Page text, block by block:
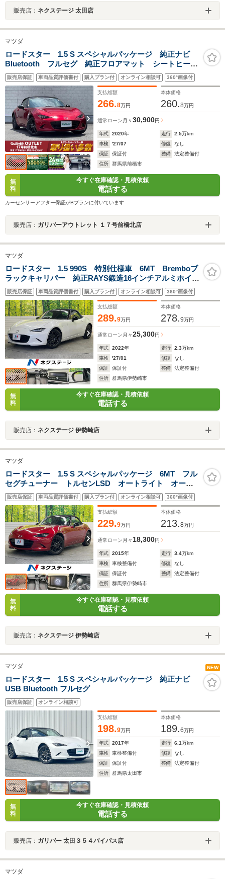
販売店： ネクステージ 太田店
マツダ
ロードスター 1.5 S スペシャルパッケージ 純正ナビ
Bluetooth フルセグ 純正フロアマット シートヒータ
ー スペアキー プッシュスタート 衝突軽減ブレー
キ パーキングアシスト 6速MT オープンルーフ 純
正16インチアルミホイール
販売店保証 車両品質評価書付 購入プラン付 オンライン相談可 360°画像付
支払総額
266.8万円
本体価格
260.8万円
通常ローン 月々30,900円
年式 2020年 走行 2.5万km
車検
'27/07 修復
なし
保証
保証付 整備
法定整備付
住所
群馬県前橋市
無
料
今すぐ在庫確認・見積依頼
電話する
カーセンサーアフター保証がBプランに付いています
販売店： ガリバーアウトレット １７号前橋北店
マツダ
ロードスター 1.5 990S 特別仕様車 6MT Bremboブ
ラックキャリパー 純正RAYS鍛造16インチアルミホイー
ル ブラインドスポットモニター クリアランスソナ
ー 禁煙車 アドバンスドスマートシティブレーキサポ
ート
販売店保証 車両品質評価書付 購入プラン付 オンライン相談可 360°画像付
支払総額
289.9万円
本体価格
278.9万円
通常ローン 月々25,300円
年式 2022年 走行 2.3万km
車検
'27/01 修復
なし
保証
保証付 整備
法定整備付
住所
群馬県伊勢崎市
無
料
今すぐ在庫確認・見積依頼
電話する
販売店： ネクステージ 伊勢崎店
マツダ
ロードスター 1.5 S スペシャルパッケージ 6MT フル
セグチューナー トルセンLSD オートライト オート
エアコン マツダコネクトナビ Bluetooth 禁煙車 純
正16インチアルミホイール ETC LEDヘッドライト
スマートキー
販売店保証 車両品質評価書付 購入プラン付 オンライン相談可 360°画像付
支払総額
229.9万円
本体価格
213.8万円
通常ローン 月々18,300円
年式 2015年 走行 3.4万km
車検
車検整備付 修復
なし
保証
保証付 整備
法定整備付
住所
群馬県伊勢崎市
無
料
今すぐ在庫確認・見積依頼
電話する
販売店： ネクステージ 伊勢崎店
マツダ NEW
ロードスター 1.5 S スペシャルパッケージ 純正ナビ
USB Bluetooth フルセグ
販売店保証 オンライン相談可
支払総額
198.9万円
本体価格
189.6万円
年式 2017年 走行 6.1万km
車検
車検整備付 修復
なし
保証
保証付 整備
法定整備付
住所
群馬県太田市
無
料
今すぐ在庫確認・見積依頼
電話する
販売店： ガリバー 太田３５４バイパス店
マツダ